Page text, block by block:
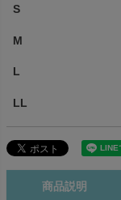
S
M
L
LL
商品説明